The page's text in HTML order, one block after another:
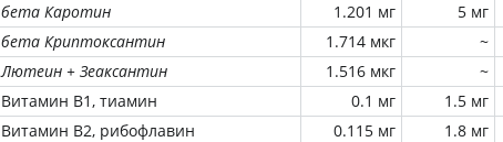
бета Каротин
1.201 мг 5 мг
бета Криптоксантин
1.714 мкг
~
Лютеин + Зеаксантин
1.516 мкг
~
Витамин В1, тиамин
0.1 мг 1.5 мг
Витамин В2, рибофлавин
0.115 мг 1.8 мг